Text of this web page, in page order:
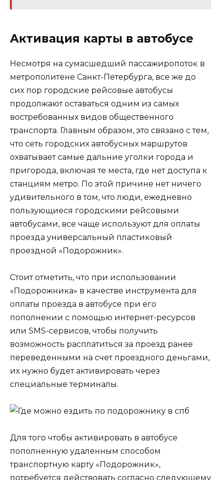
Активация карты в автобусе
Несмотря на сумасшедший пассажиропоток в
метрополитене Санкт-Петербурга, все же до
сих пор городские рейсовые автобусы
продолжают оставаться одним из самых
востребованных видов общественного
транспорта. Главным образом, это связано с тем,
что сеть городских автобусных маршрутов
охватывает самые дальние уголки города и
пригорода, включая те места, где нет доступа к
станциям метро. По этой причине нет ничего
удивительного в том, что люди, ежедневно
пользующиеся городскими рейсовыми
автобусами, все чаще используют для оплаты
проезда универсальный пластиковый
проездной «Подорожник».
Стоит отметить, что при использовании
«Подорожника» в качестве инструмента для
оплаты проезда в автобусе при его
пополнении с помощью интернет-ресурсов
или SMS-сервисов, чтобы получить
возможность расплатиться за проезд ранее
переведенными на счет проездного деньгами,
их нужно будет активировать через
специальные терминалы.
Для того чтобы активировать в автобусе
пополненную удаленным способом
транспортную карту «Подорожник»,
потребуется действовать согласно следующему